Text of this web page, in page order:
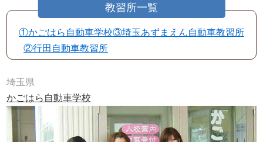
①かごはら自動車学校
②行田自動車教習所
③埼玉あずまえん自動車教習所
埼玉県
かごはら自動車学校